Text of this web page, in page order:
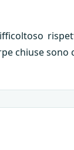
chiuse sono